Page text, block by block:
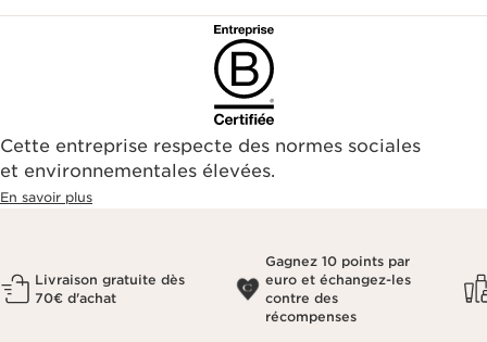
Cette entreprise respecte des normes sociales
et environnementales élevées.
En savoir plus
Livraison gratuite dès
70€ d'achat
Gagnez 10 points par
euro et échangez-les
contre des
récompenses